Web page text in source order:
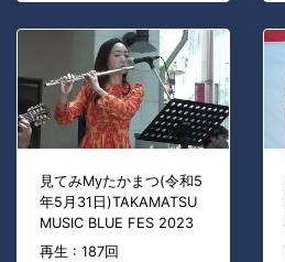
見てみMyたかまつ(令和5
年5月31日)TAKAMATSU
MUSIC BLUE FES 2023
再生 : 187回